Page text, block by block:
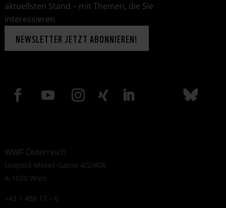
aktuellsten Stand – mit Themen, die Sie
interessieren.
NEWSLETTER JETZT ABONNIEREN!
WWF Österreich
Leopold-Moses-Gasse 4/2/40A
A-1020 Wien
+43 1 488 17 – 0